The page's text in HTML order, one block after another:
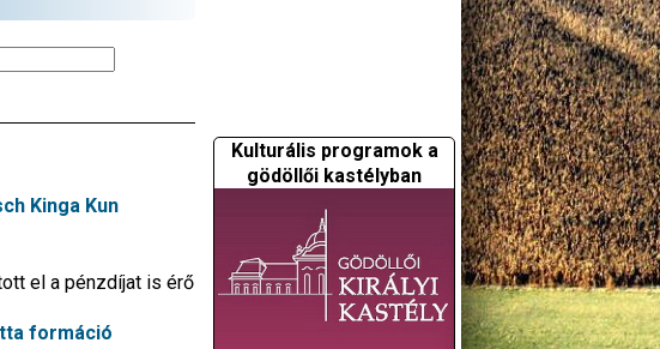
Kinga Kun
el a pénzdíjat is érő
formáció
Kulturális programok a
gödöllői kastélyban